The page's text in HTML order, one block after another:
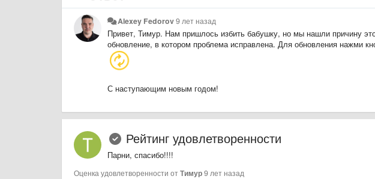
Alexey Fedorov9 лет назад
Привет, Тимур. Нам пришлось избить бабушку, но мы нашли причину
обновление, в котором проблема исправлена. Для обновления нажми
С наступающим новым годом!
Рейтинг удовлетворенности
Парни, спасибо!!!!
Оценка удовлетворенности отТимур9 лет назад